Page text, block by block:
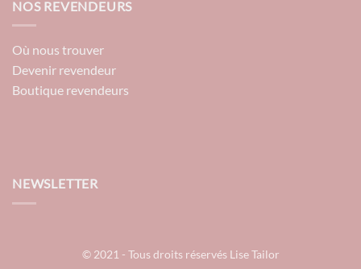
NOS REVENDEURS
Où nous trouver
Devenir revendeur
Boutique revendeurs
NEWSLETTER
© 2021 - Tous droits réservés Lise Tailor